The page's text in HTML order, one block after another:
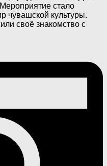
стало
чувашской культуры.
своё знакомство с